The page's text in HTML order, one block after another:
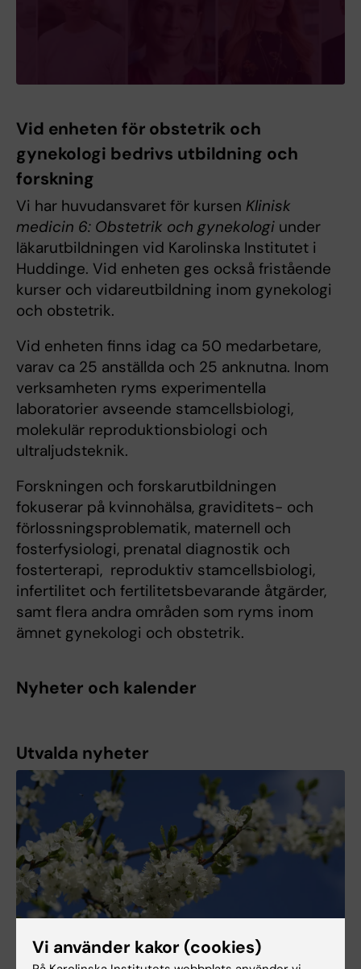
Vid enheten för obstetrik och
gynekologi bedrivs utbildning och
forskning
Vi har huvudansvaret för kursen Klinisk
medicin 6: Obstetrik och gynekologi under
läkarutbildningen vid Karolinska Institutet i
Huddinge. Vid enheten ges också fristående
kurser och vidareutbildning inom gynekologi
och obstetrik.
Vid enheten finns idag ca 50 medarbetare,
varav ca 25 anställda och 25 anknutna. Inom
verksamheten ryms experimentella
laboratorier avseende stamcellsbiologi,
molekulär reproduktionsbiologi och
ultraljudsteknik.
Forskningen och forskarutbildningen
fokuserar på kvinnohälsa, graviditets- och
förlossningsproblematik, maternell och
fosterfysiologi, prenatal diagnostik och
fosterterapi, reproduktiv stamcellsbiologi,
infertilitet och fertilitetsbevarande åtgärder,
samt flera andra områden som ryms inom
ämnet gynekologi och obstetrik.
Nyheter och kalender
Utvalda nyheter
Vi använder kakor (cookies)